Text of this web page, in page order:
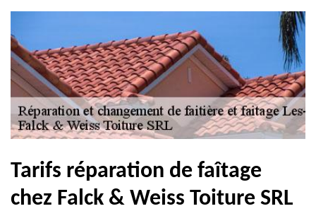
Tarifs réparation de faîtage
chez Falck & Weiss Toiture SRL